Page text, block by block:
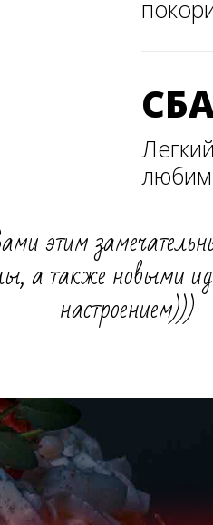
этим
а также новыми
настроением)))